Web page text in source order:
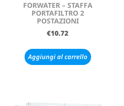
FORWATER – STAFFA
PORTAFILTRO 2
POSTAZIONI
€10.72
Aggiungi al carrello